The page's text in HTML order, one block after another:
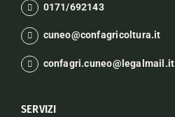
0171/692143
cuneo@confagricoltura.it
confagri.cuneo@legalmail.it
SERVIZI